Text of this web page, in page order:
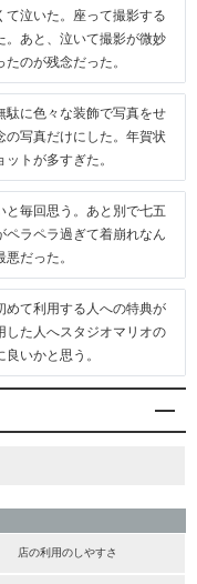
て泣いた。座って撮影する
。あと、泣いて撮影が微妙
のが残念だった。
駄に色々な装飾で写真をせ
写真だけにした。年賀状
トが多すぎた。
と毎回思う。あと別で七五
ペラペラ過ぎて着崩れなん
だった。
めて利用する人への特典が
した人へスタジオマリオの
いかと思う。
店の利用のしやすさ